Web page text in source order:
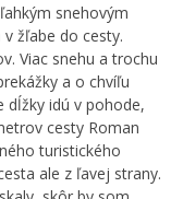
snehovým
žľabe do cesty.
Viac snehu a trochu
a o chvíľu
dĺžky idú v pohode,
cesty Roman
turistického
ale z ľavej strany.